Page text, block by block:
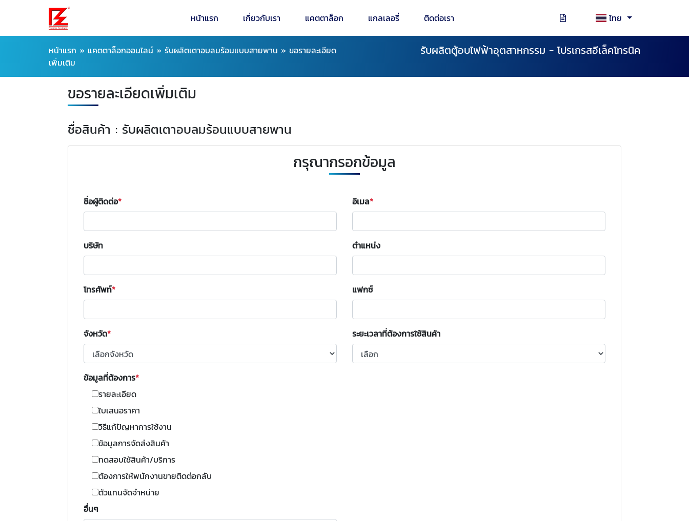
หน้าแรก เกี่ยวกับเรา แคตตาล็อก แกลเลอรี่ ติดต่อเรา ไทย
หน้าแรก » แคตตาล็อกออนไลน์ » รับผลิตเตาอบลมร้อนแบบสายพาน » ขอรายละเอียด
เพิ่มเติม
รับผลิตตู้อบไฟฟ้าอุตสาหกรรม - โปรเกรสอีเล็คโทรนิค
ขอรายละเอียดเพิ่มเติม
ชื่อสินค้า : รับผลิตเตาอบลมร้อนแบบสายพาน
กรุณากรอกข้อมูล
ชื่อผู้ติดต่อ อีเมล
บริษัท ตำแหน่ง
โทรศัพท์ แฟกซ์
จังหวัด ระยะเวลาที่ต้องการใช้สินค้า
ข้อมูลที่ต้องการ
รายละเอียด
ใบเสนอราคา
วิธีแก้ปัญหาการใช้งาน
ข้อมูลการจัดส่งสินค้า
ทดสอบใช้สินค้า/บริการ
ต้องการให้พนักงานขายติดต่อกลับ
ตัวแทนจัดจำหน่าย
อื่นๆ